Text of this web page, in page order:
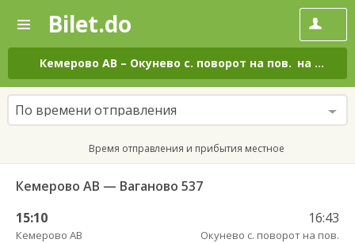
—
Поиск
и
покупка
билетов
на
автобус
онлайн
Bilet.do
Кемерово АВ – Окунево с. поворот на пов. на все дни
По времени отправления
Время отправления и прибытия местное
Кемерово АВ — Ваганово 537
15:10
Кемерово АВ
16:43
Окунево с. поворот на пов.